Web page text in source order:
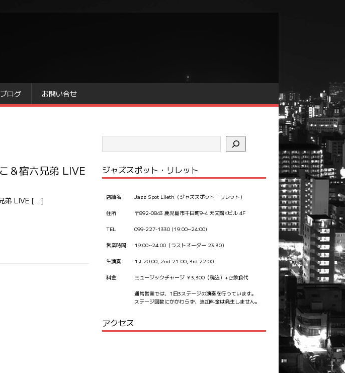
ブログ お問い合せ
＆宿六兄弟 LIVE
弟 LIVE […]
ジャズスポット・リレット
店舗名 Jazz Spot Lileth（ジャズスポット・リレット）
住所 〒892-0843 鹿児島市千日町9-4 天文館Kビル 4F
TEL 099-227-1330 (19:00~24:00)
営業時間 19:00~24:00（ラストオーダー 23:30）
生演奏 1st 20:00, 2nd 21:00, 3rd 22:00
料金 ミュージックチャージ ￥3,300（税込）+ご飲食代
通常営業では、1日3ステージの演奏を行っています。
ステージ回数にかかわらず、追加料金は発生しません。
アクセス